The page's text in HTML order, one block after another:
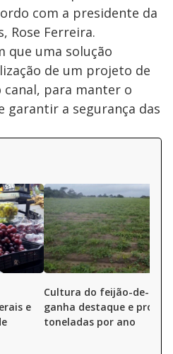
com a presidente da
Rose Ferreira.
que uma solução
de um projeto de
canal, para manter o
garantir a segurança das
e
Cultura do feijão-de-
ganha destaque e produz
toneladas por ano